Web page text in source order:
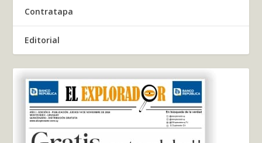
Contratapa
Editorial